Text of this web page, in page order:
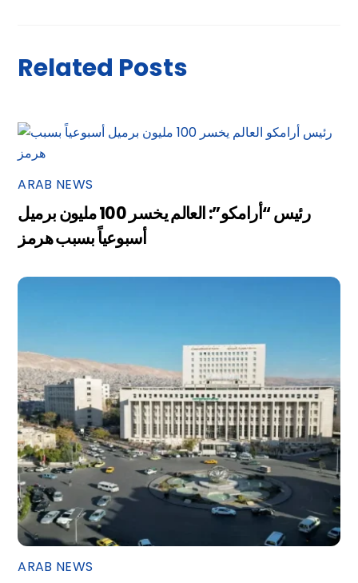
Related Posts
ARAB NEWS
رئيس “أرامكو”: العالم يخسر 100 مليون برميل
أسبوعياً بسبب هرمز
ARAB NEWS